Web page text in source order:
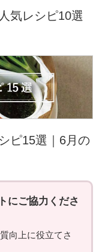
気レシピ10選
ピ15選｜6月の